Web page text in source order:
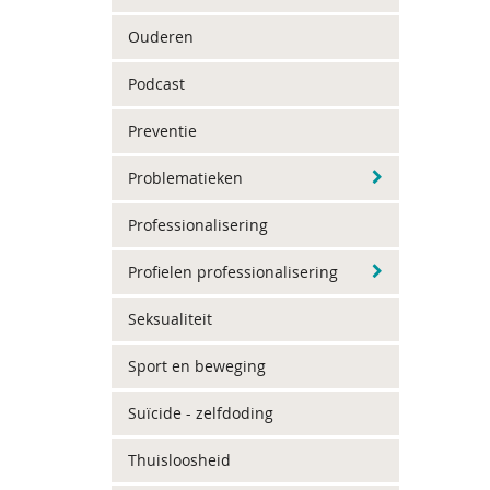
Ouderen
Podcast
Preventie
Problematieken
Professionalisering
Profielen professionalisering
Seksualiteit
Sport en beweging
Suïcide - zelfdoding
Thuisloosheid